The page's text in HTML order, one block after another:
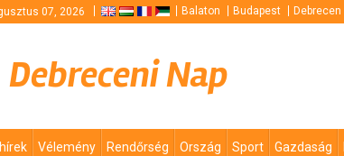
07, 2026 Balaton Budapest Debrecen
Debreceni Nap
Vélemény Rendőrség Ország Sport Gazdaság